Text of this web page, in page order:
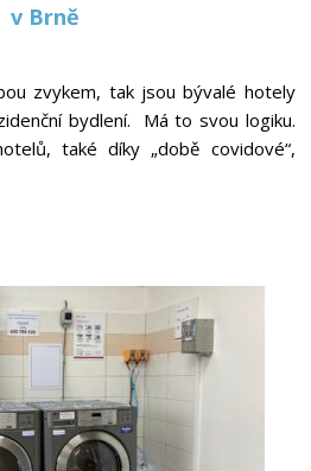
v Brně
zvykem, tak jsou bývalé hotely
bydlení. Má to svou logiku.
také díky „době covidové“,